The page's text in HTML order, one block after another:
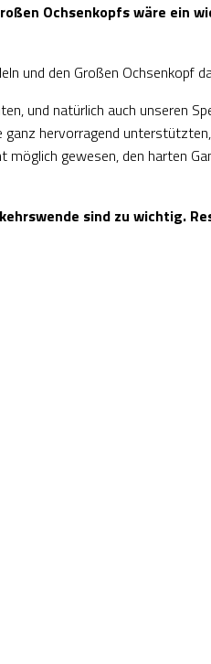
Ochsenkopfs wäre ein
und den Großen Ochsenkopf
und natürlich auch unseren
hervorragend
gewesen, den harten
sind zu wichtig.